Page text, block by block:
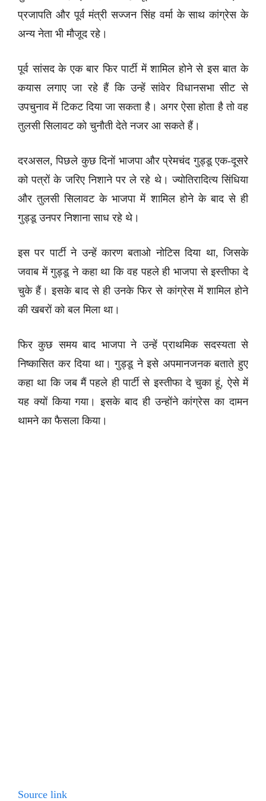
प्रजापति और पूर्व मंत्री सज्जन सिंह वर्मा के साथ कांग्रेस के
अन्य नेता भी मौजूद रहे।
पूर्व सांसद के एक बार फिर पार्टी में शामिल होने से इस बात के
कयास लगाए जा रहे हैं कि उन्हें सांवेर विधानसभा सीट से
उपचुनाव में टिकट दिया जा सकता है। अगर ऐसा होता है तो वह
तुलसी सिलावट को चुनौती देते नजर आ सकते हैं।
दरअसल, पिछले कुछ दिनों भाजपा और प्रेमचंद गुड्डू एक-दूसरे
को पत्रों के जरिए निशाने पर ले रहे थे। ज्योतिरादित्य सिंधिया
और तुलसी सिलावट के भाजपा में शामिल होने के बाद से ही
गुड्डू उनपर निशाना साध रहे थे।
इस पर पार्टी ने उन्हें कारण बताओ नोटिस दिया था, जिसके
जवाब में गुड्डू ने कहा था कि वह पहले ही भाजपा से इस्तीफा दे
चुके हैं। इसके बाद से ही उनके फिर से कांग्रेस में शामिल होने
की खबरों को बल मिला था।
फिर कुछ समय बाद भाजपा ने उन्हें प्राथमिक सदस्यता से
निष्कासित कर दिया था। गुड्डू ने इसे अपमानजनक बताते हुए
कहा था कि जब मैं पहले ही पार्टी से इस्तीफा दे चुका हूं, ऐसे में
यह क्यों किया गया। इसके बाद ही उन्होंने कांग्रेस का दामन
थामने का फैसला किया।
Source link